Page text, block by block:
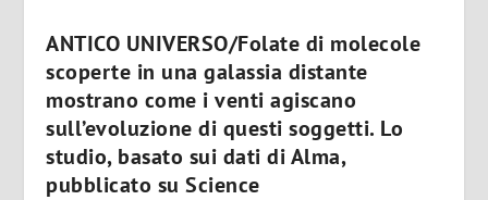
ANTICO UNIVERSO/Folate di molecole
scoperte in una galassia distante
mostrano come i venti agiscano
sull’evoluzione di questi soggetti. Lo
studio, basato sui dati di Alma,
pubblicato su Science